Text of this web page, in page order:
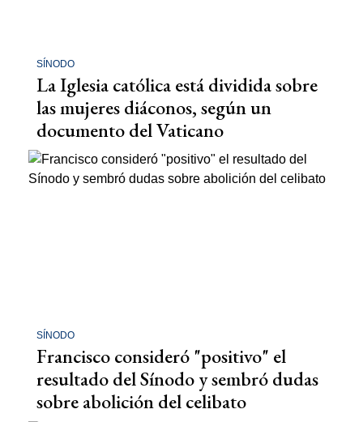
SÍNODO
La Iglesia católica está dividida sobre
las mujeres diáconos, según un
documento del Vaticano
SÍNODO
Francisco consideró "positivo" el
resultado del Sínodo y sembró dudas
sobre abolición del celibato